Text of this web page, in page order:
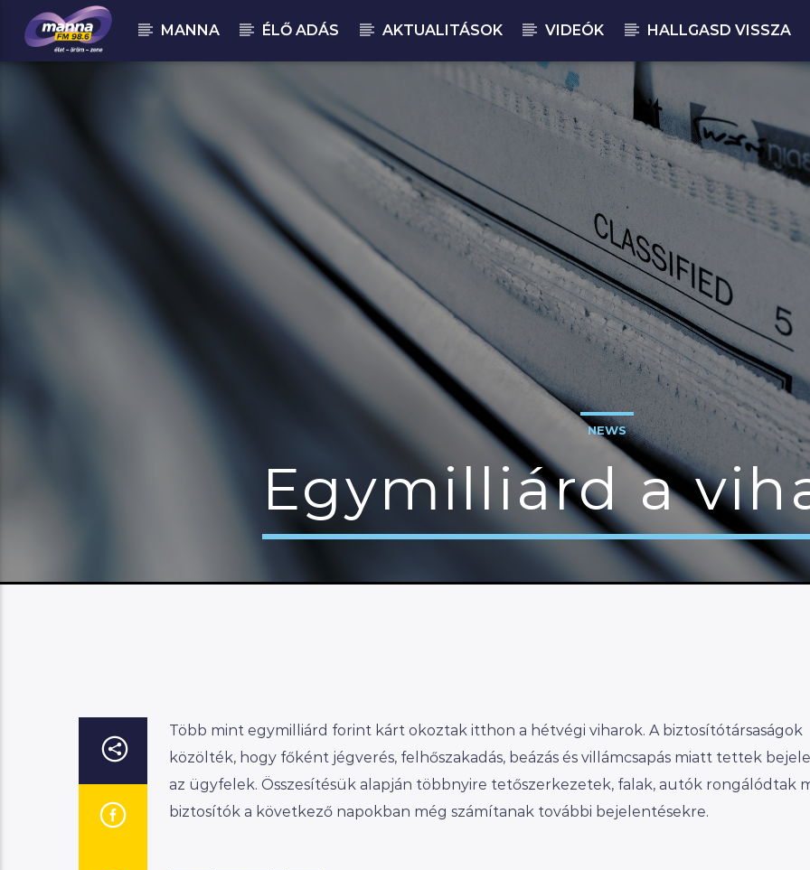
MANNA ÉLŐ ADÁS AKTUALITÁSOK VIDEÓK HALLGASD VISSZA
Robbie Williams : All My Life
NEWS
Egymilliárd a
Több mint egymilliárd forint kárt okoztak itthon a hétvégi viharok. A biztosítótársaságok
közölték, hogy főként jégverés, felhőszakadás, beázás és villámcsapás miatt tettek
az ügyfelek. Összesítésük alapján többnyire tetőszerkezetek, falak, autók rongálódtak
biztosítók a következő napokban még számítanak további bejelentésekre.